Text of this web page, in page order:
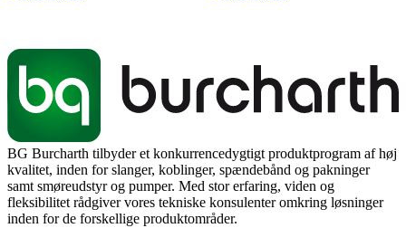
BG Burcharth tilbyder et konkurrencedygtigt produktprogram af høj
kvalitet, inden for slanger, koblinger, spændebånd og pakninger
samt smøreudstyr og pumper. Med stor erfaring, viden og
fleksibilitet rådgiver vores tekniske konsulenter omkring løsninger
inden for de forskellige produktområder.